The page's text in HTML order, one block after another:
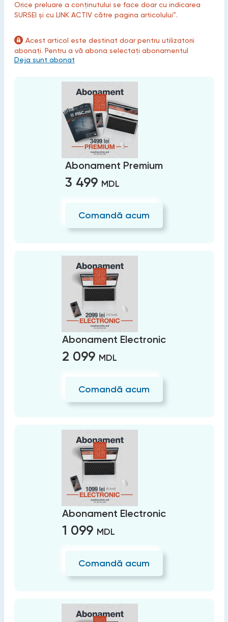
Orice preluare a conținutului se face doar cu indicarea
SURSEI și cu LINK ACTIV către pagina articolului”.
Acest articol este destinat doar pentru utilizatorii
abonați. Pentru a vă abona selectați abonamentul
Deja sunt abonat
Abonament Premium
3 499 MDL
Comandă acum
Abonament Electronic
2 099 MDL
Comandă acum
Abonament Electronic
1 099 MDL
Comandă acum